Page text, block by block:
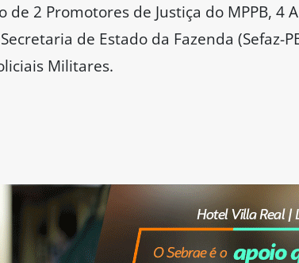
2 Promotores de Justiça do MPPB, 4
de Estado da Fazenda (Sefaz-
Militares.